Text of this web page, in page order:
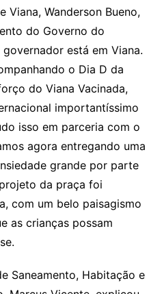
Viana, Wanderson Bueno,
do Governo do
está em Viana.
o Dia D da
do Viana Vacinada,
importantíssimo
isso em parceria com o
agora entregando uma
grande por parte
da praça foi
com um belo paisagismo
as crianças possam
Saneamento, Habitação e